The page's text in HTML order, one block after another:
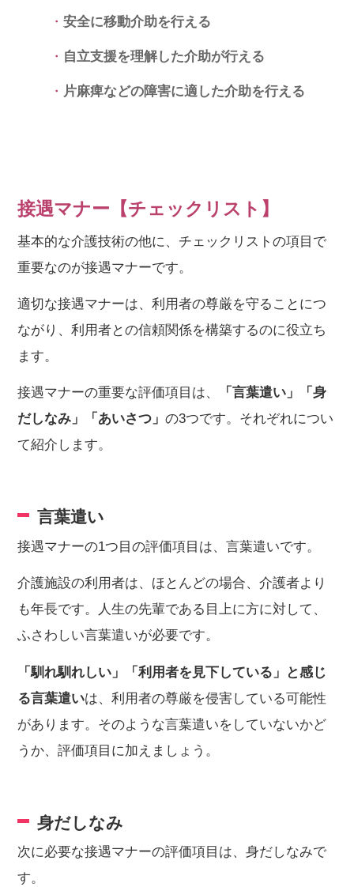
安全に移動介助を行える
自立支援を理解した介助が行える
片麻痺などの障害に適した介助を行える
接遇マナー【チェックリスト】
基本的な介護技術の他に、チェックリストの項目で
重要なのが接遇マナーです。
適切な接遇マナーは、利用者の尊厳を守ることにつ
ながり、利用者との信頼関係を構築するのに役立ち
ます。
接遇マナーの重要な評価項目は、
「言葉遣い」「身
だしなみ」「あいさつ」の3つです。それぞれについ
て紹介します。
言葉遣い
接遇マナーの1つ目の評価項目は、言葉遣いです。
介護施設の利用者は、ほとんどの場合、介護者より
も年長です。人生の先輩である目上に方に対して、
ふさわしい言葉遣いが必要です。
「馴れ馴れしい」「利用者を見下している」と感じ
る言葉遣いは、利用者の尊厳を侵害している可能性
があります。そのような言葉遣いをしていないかど
うか、評価項目に加えましょう。
身だしなみ
次に必要な接遇マナーの評価項目は、身だしなみで
す。